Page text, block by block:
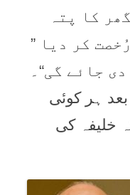
کا پتہ
کر دیا ”
جائے گی“۔
ہر کوئی
خلیفہ کی